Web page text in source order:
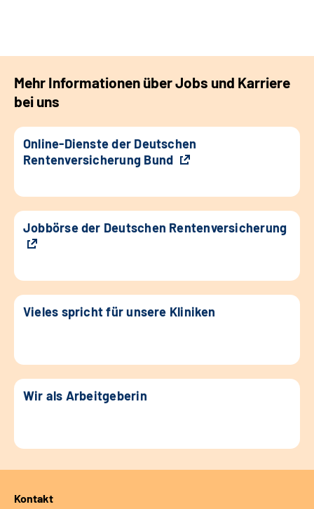
Mehr Informationen über Jobs und Karriere
bei uns
Online-Dienste der Deutschen
Rentenversicherung Bund
Jobbörse der Deutschen Rentenversicherung
Vieles spricht für unsere Kliniken
Wir als Arbeitgeberin
Kontakt